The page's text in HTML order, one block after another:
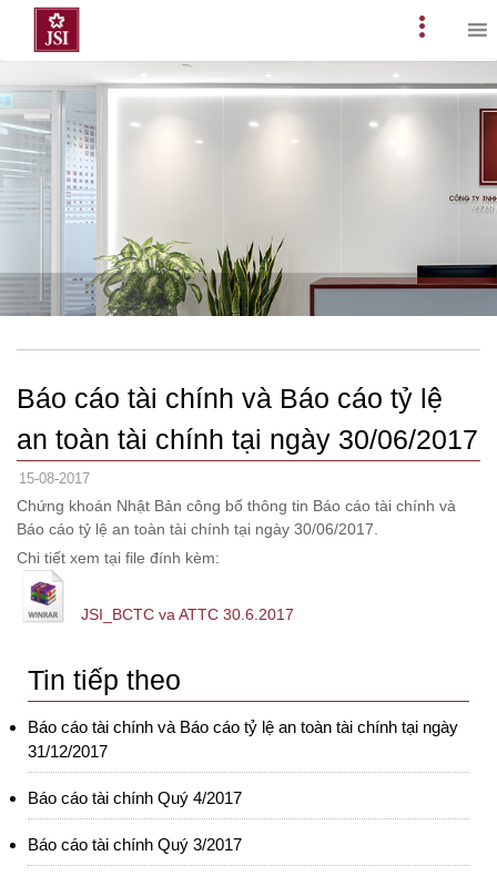
content
Primary
Menu
Báo cáo tài chính và Báo cáo tỷ lệ
an toàn tài chính tại ngày 30/06/2017
15-08-2017
Chứng khoán Nhật Bản công bố thông tin Báo cáo tài chính và
Báo cáo tỷ lệ an toàn tài chính tại ngày 30/06/2017.
Chi tiết xem tại file đính kèm:
JSI_BCTC va ATTC 30.6.2017
Tin tiếp theo
Báo cáo tài chính và Báo cáo tỷ lệ an toàn tài chính tại ngày
31/12/2017
Báo cáo tài chính Quý 4/2017
Báo cáo tài chính Quý 3/2017